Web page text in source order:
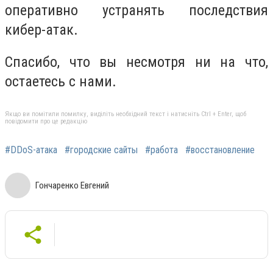
оперативно устранять последствия
кибер-атак.
Спасибо, что вы несмотря ни на что,
остаетесь с нами.
Якщо ви помітили помилку, виділіть необхідний текст і натисніть Ctrl + Enter, щоб
повідомити про це редакцію
#DDoS-атака #городские сайты #работа #восстановление
Гончаренко Евгений